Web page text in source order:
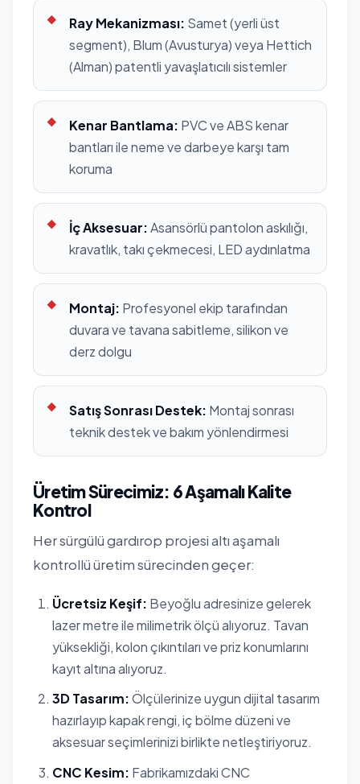
Ray Mekanizması: Samet (yerli üst
segment), Blum (Avusturya) veya Hettich
(Alman) patentli yavaşlatıcılı sistemler
Kenar Bantlama: PVC ve ABS kenar
bantları ile neme ve darbeye karşı tam
koruma
İç Aksesuar:Asansörlü pantolon askılığı,
kravatlık, takı çekmecesi, LED aydınlatma
Montaj: Profesyonel ekip tarafından
duvara ve tavana sabitleme, silikon ve
derz dolgu
Satış Sonrası Destek: Montaj sonrası
teknik destek ve bakım yönlendirmesi
Üretim Sürecimiz: 6 Aşamalı Kalite
Kontrol
Her sürgülü gardırop projesi altı aşamalı
kontrollü üretim sürecinden geçer:
Ücretsiz Keşif: Beyoğlu adresinize gelerek
lazer metre ile milimetrik ölçü alıyoruz. Tavan
yüksekliği, kolon çıkıntıları ve priz konumlarını
kayıt altına alıyoruz.
3D Tasarım:Ölçülerinize uygun dijital tasarım
hazırlayıp kapak rengi, iç bölme düzeni ve
aksesuar seçimlerinizi birlikte netleştiriyoruz.
CNC Kesim: Fabrikamızdaki CNC